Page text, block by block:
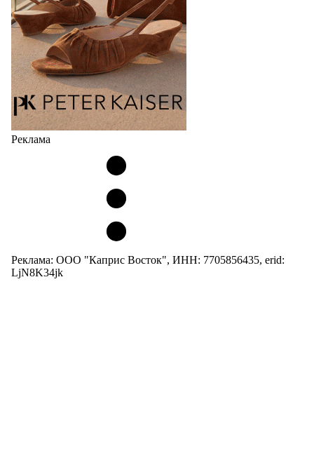
05.08.2026 513
Реклама
Реклама: ООО "Каприс Восток", ИНН: 7705856435, erid:
LjN8K34jk